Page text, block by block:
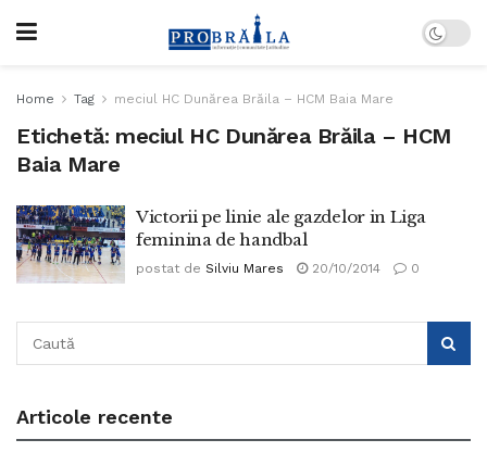
Home Tag meciul HC Dunărea Brăila – HCM Baia Mare
Etichetă: meciul HC Dunărea Brăila – HCM
Baia Mare
Victorii pe linie ale gazdelor in Liga
feminina de handbal
postat de Silviu Mares 20/10/2014 0
Articole recente